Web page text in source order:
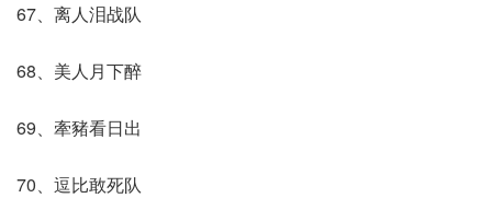
67、离人泪战队
68、美人月下醉
69、牽豬看日出
70、逗比敢死队